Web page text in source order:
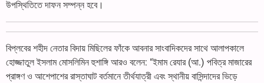
উপস্থিতিতে দাফন সম্পন্ন হবে।
বিপ্লবের শহীদ নেতার বিদায় মিছিলের ফাঁকে আবনার সাংবাদিকদের সাথে আলাপকালে
হোজ্জাতুল ইসলাম মোসলিমিন হুশাঙ্গি আরও বলেন: "ইমাম রেযার (আ.) পবিত্র মাজারের
প্রাঙ্গণ ও আশেপাশের রাস্তাঘাট বর্তমানে তীর্থযাত্রী এবং স্থানীয় বাসিন্দাদের ভিড়ে